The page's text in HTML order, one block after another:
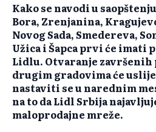
Kako se navodi u
Bora, Zrenjanina,
Novog Sada, Smedereva,
Užica i Šapca prvi će imati
Lidlu. Otvaranje završenih
drugim gradovima će
nastaviti se u narednim
na to da Lidl Srbija
maloprodajne mreže.